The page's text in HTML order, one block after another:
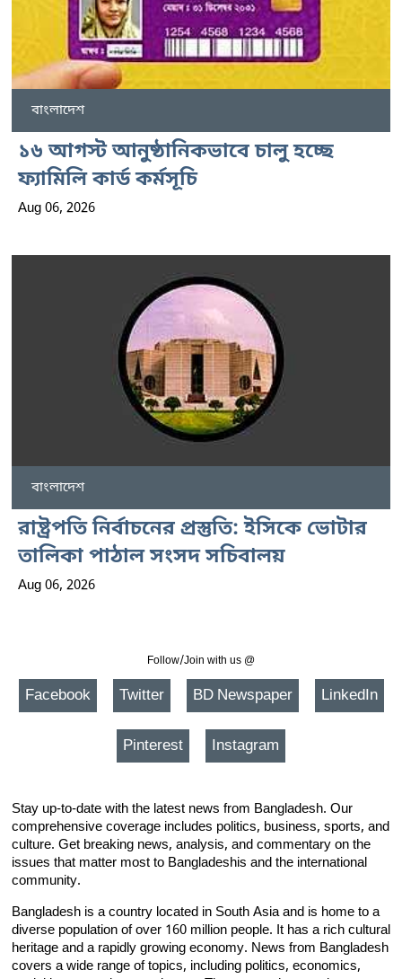
বাংলাদেশ
১৬ আগস্ট আনুষ্ঠানিকভাবে চালু হচ্ছে
ফ্যামিলি কার্ড কর্মসূচি
Aug 06, 2026
বাংলাদেশ
রাষ্ট্রপতি নির্বাচনের প্রস্তুতি: ইসিকে ভোটার
তালিকা পাঠাল সংসদ সচিবালয়
Aug 06, 2026
Follow/Join with us @
Facebook Twitter BD Newspaper LinkedIn
Pinterest Instagram
Stay up-to-date with the latest news from Bangladesh. Our
comprehensive coverage includes politics, business, sports, and
culture. Get breaking news, analysis, and commentary on the
issues that matter most to Bangladeshis and the international
community.
Bangladesh is a country located in South Asia and is home to a
diverse population of over 160 million people. It has a rich cultural
heritage and a rapidly growing economy. News from Bangladesh
covers a wide range of topics, including politics, economics,